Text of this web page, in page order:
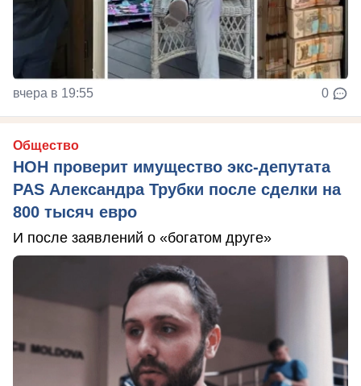
вчера в 19:55 0
Общество
НОН проверит имущество экс-депутата
PAS Александра Трубки после сделки на
800 тысяч евро
И после заявлений о «богатом друге»